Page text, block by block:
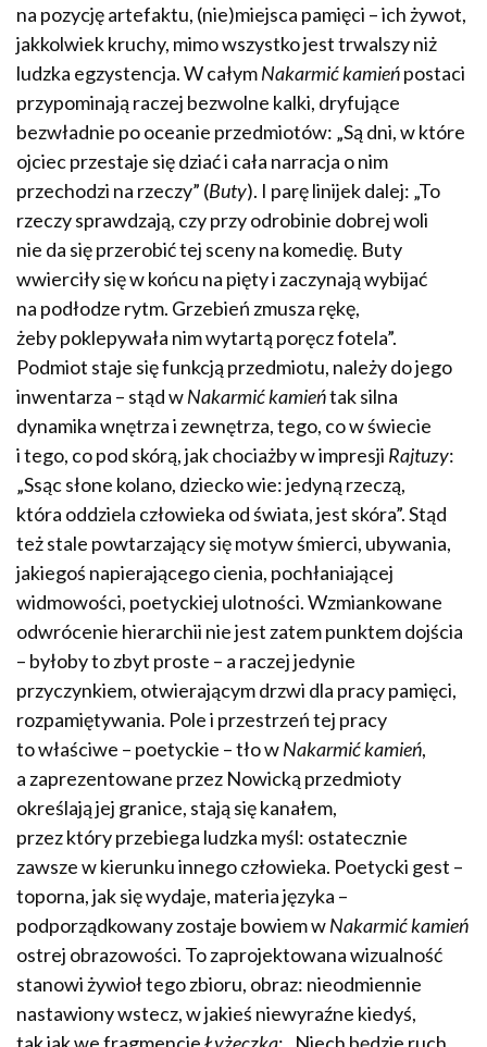
na pozycję artefaktu, (nie)miejsca pamięci – ich żywot,
jakkolwiek kruchy, mimo wszystko jest trwalszy niż
ludzka egzystencja. W całymNakarmić kamieńpostaci
przypominają raczej bezwolne kalki, dryfujące
bezwładnie po oceanie przedmiotów: „Są dni, w które
ojciec przestaje się dziać i cała narracja o nim
przechodzi na rzeczy” (Buty). I parę linijek dalej: „To
rzeczy sprawdzają, czy przy odrobinie dobrej woli
nie da się przerobić tej sceny na komedię. Buty
wwierciły się w końcu na pięty i zaczynają wybijać
na podłodze rytm. Grzebień zmusza rękę,
żeby poklepywała nim wytartą poręcz fotela”.
Podmiot staje się funkcją przedmiotu, należy do jego
inwentarza – stąd wNakarmić kamieńtak silna
dynamika wnętrza i zewnętrza, tego, co w świecie
i tego, co pod skórą, jak chociażby w impresji Rajtuzy:
„Ssąc słone kolano, dziecko wie: jedyną rzeczą,
która oddziela człowieka od świata, jest skóra”. Stąd
też stale powtarzający się motyw śmierci, ubywania,
jakiegoś napierającego cienia, pochłaniającej
widmowości, poetyckiej ulotności. Wzmiankowane
odwrócenie hierarchii nie jest zatem punktem dojścia
– byłoby to zbyt proste – a raczej jedynie
przyczynkiem, otwierającym drzwi dla pracy pamięci,
rozpamiętywania. Pole i przestrzeń tej pracy
to właściwe – poetyckie – tło wNakarmić kamień,
a zaprezentowane przez Nowicką przedmioty
określają jej granice, stają się kanałem,
przez który przebiega ludzka myśl: ostatecznie
zawsze w kierunku innego człowieka. Poetycki gest –
toporna, jak się wydaje, materia języka –
podporządkowany zostaje bowiem wNakarmić kamień
ostrej obrazowości. To zaprojektowana wizualność
stanowi żywioł tego zbioru, obraz: nieodmiennie
nastawiony wstecz, w jakieś niewyraźne kiedyś,